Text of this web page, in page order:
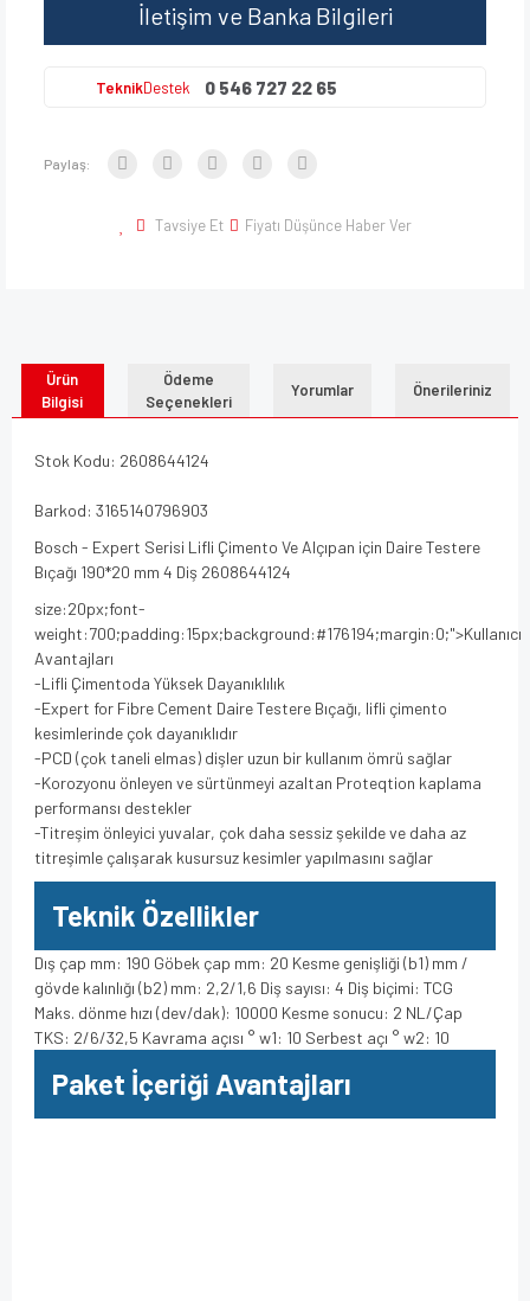
İletişim ve Banka Bilgileri
TeknikDestek 0 546 727 22 65
Paylaş:
Tavsiye Et Fiyatı Düşünce Haber Ver
Ürün
Bilgisi
Ödeme
Seçenekleri
Yorumlar Önerileriniz
Stok Kodu: 2608644124
Barkod: 3165140796903
Bosch - Expert Serisi Lifli Çimento Ve Alçıpan için Daire Testere
Bıçağı 190*20 mm 4 Diş 2608644124
size:20px;font-
weight:700;padding:15px;background:#176194;margin:0;">Kullanıcı
Avantajları
-Lifli Çimentoda Yüksek Dayanıklılık
-Expert for Fibre Cement Daire Testere Bıçağı, lifli çimento
kesimlerinde çok dayanıklıdır
-PCD (çok taneli elmas) dişler uzun bir kullanım ömrü sağlar
-Korozyonu önleyen ve sürtünmeyi azaltan Proteqtion kaplama
performansı destekler
-Titreşim önleyici yuvalar, çok daha sessiz şekilde ve daha az
titreşimle çalışarak kusursuz kesimler yapılmasını sağlar
Teknik Özellikler
Dış çap mm: 190 Göbek çap mm: 20 Kesme genişliği (b1) mm /
gövde kalınlığı (b2) mm: 2,2/1,6 Diş sayısı: 4 Diş biçimi: TCG
Maks. dönme hızı (dev/dak): 10000 Kesme sonucu: 2 NL/Çap
TKS: 2/6/32,5 Kavrama açısı ° w1: 10 Serbest açı ° w2: 10
Paket İçeriği Avantajları